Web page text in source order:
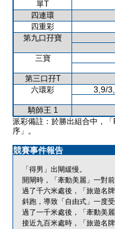
單T
四連環
四重彩
第九口孖寶
三寶
第三口孖T
六環彩 3,9/
騎師王 1
派彩備註：於勝出組合中，
序」。
競賽事件報告
「得男」出閘緩慢。
開閘時，「牽動美麗」一對
過了千六米處後，「旅遊名
斜跑，導致「自由式」一度受
過了一千米處後，「牽動美
接近九百米處時，「旅遊名